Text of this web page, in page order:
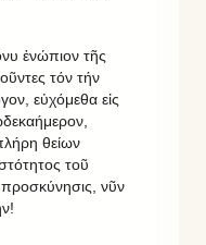
ἐνώπιον τῆς
τόν τήν
εὐχόμεθα εἰς
θείων
τοῦ
νῦν